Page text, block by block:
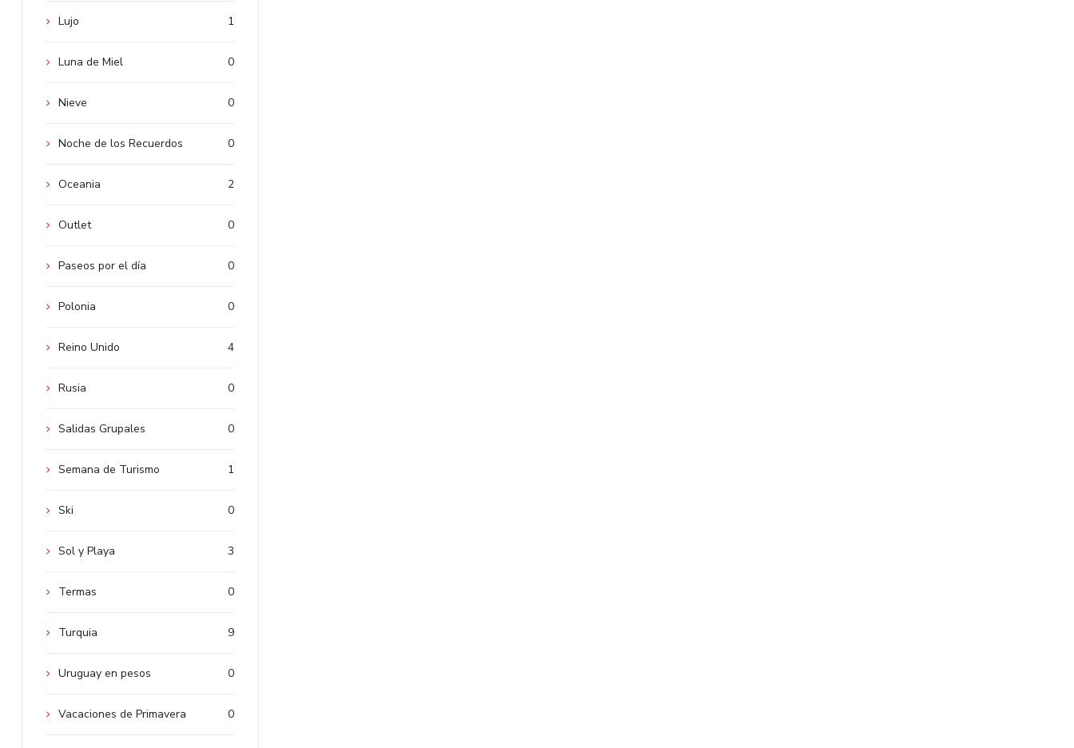
1
Lujo
0
Luna de Miel
0
Nieve
0
Noche de los Recuerdos
2
Oceania
0
Outlet
0
Paseos por el día
0
Polonia
4
Reino Unido
0
Rusia
0
Salidas Grupales
1
Semana de Turismo
0
Ski
3
Sol y Playa
0
Termas
9
Turquia
0
Uruguay en pesos
0
Vacaciones de Primavera